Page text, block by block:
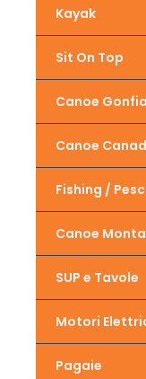
Kayak
Sit On Top
Canoe
Canoe
Fishing /
Canoe
SUP e Tavole
Motori
Pagaie